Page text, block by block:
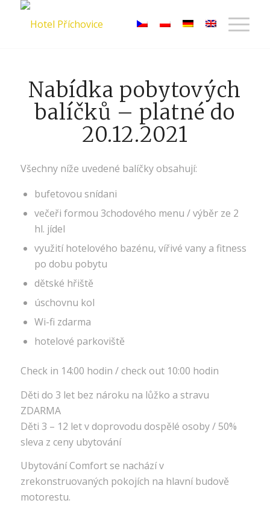
Nabídka pobytových
balíčků – platné do
20.12.2021
Všechny níže uvedené balíčky obsahují:
bufetovou snídani
večeři formou 3chodového menu / výběr ze 2
hl. jídel
využití hotelového bazénu, vířivé vany a fitness
po dobu pobytu
dětské hřiště
úschovnu kol
Wi-fi zdarma
hotelové parkoviště
Check in 14:00 hodin / check out 10:00 hodin
Děti do 3 let bez nároku na lůžko a stravu
ZDARMA
Děti 3 – 12 let v doprovodu dospělé osoby / 50%
sleva z ceny ubytování
Ubytování Comfort se nachází v
zrekonstruovaných pokojích na hlavní budově
motorestu.